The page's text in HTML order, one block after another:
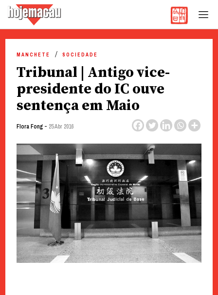
content
MANCHETE SOCIEDADE
Tribunal | Antigo vice-
presidente do IC ouve
sentença em Maio
Flora Fong- 25 Abr 2016